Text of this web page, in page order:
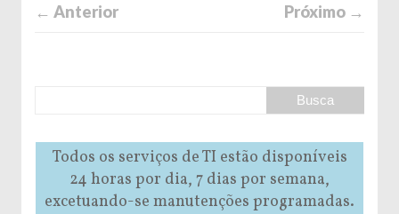
← Anterior Próximo →
Todos os serviços de TI estão disponíveis
24 horas por dia, 7 dias por semana,
excetuando-se manutenções programadas.